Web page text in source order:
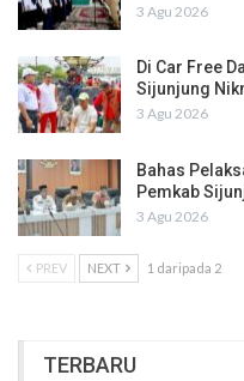
3 Agu 2026
Di Car Free
Sijunjung
3 Agu 2026
Bahas
Pemkab
3 Agu 2026
PREV NEXT 1 daripada 2
TERBARU